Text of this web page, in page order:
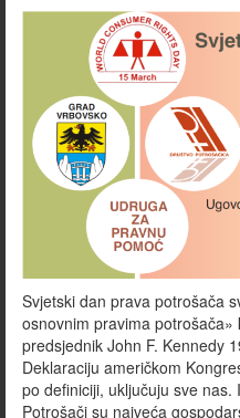
Svjetski dan prava potrošača
osnovnim pravima
predsjednik John F. Kennedy
Deklaraciju američkom
po definiciji, uključuju sve
Potrošači su najveća